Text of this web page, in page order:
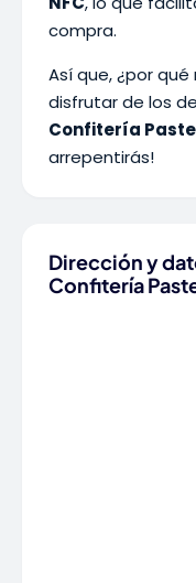
compra.
Así que, ¿por
disfrutar de los
Confitería
arrepentirás!
Dirección y
Confitería